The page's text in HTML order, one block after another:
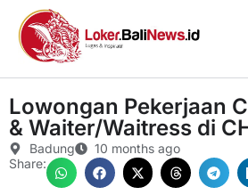
Lowongan Pekerjaan
& Waiter/Waitress di
Badung
10 months ago
Share: